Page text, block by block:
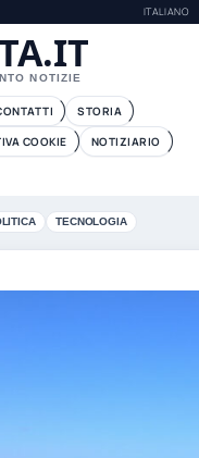
ITALIANO
NOTIZIE
STORIA
COOKIE
NOTIZIARIO
TECNOLOGIA